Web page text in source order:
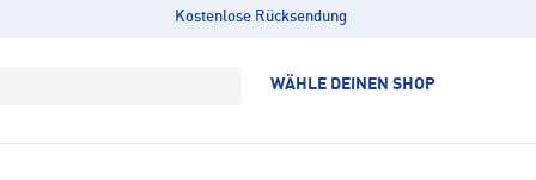
Kostenlose Rücksendung
WÄHLE DEINEN SHOP